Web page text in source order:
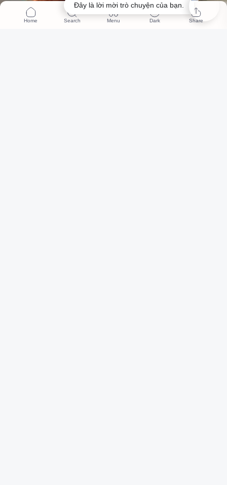
Đây là lời mời trò chuyện của bạn.